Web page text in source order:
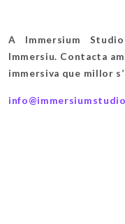
A Immersium
Immersiu. Contacta
immersiva que millor